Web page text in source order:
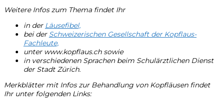
Weitere Infos zum Thema findet Ihr
in der Läusefibel,
bei der Schweizerischen Gesellschaft der Kopflaus-
Fachleute,
unter www.kopflaus.ch sowie
in verschiedenen Sprachen beim Schulärztlichen Dienst
der Stadt Zürich.
Merkblätter mit Infos zur Behandlung von Kopfläusen findet
Ihr unter folgenden Links: